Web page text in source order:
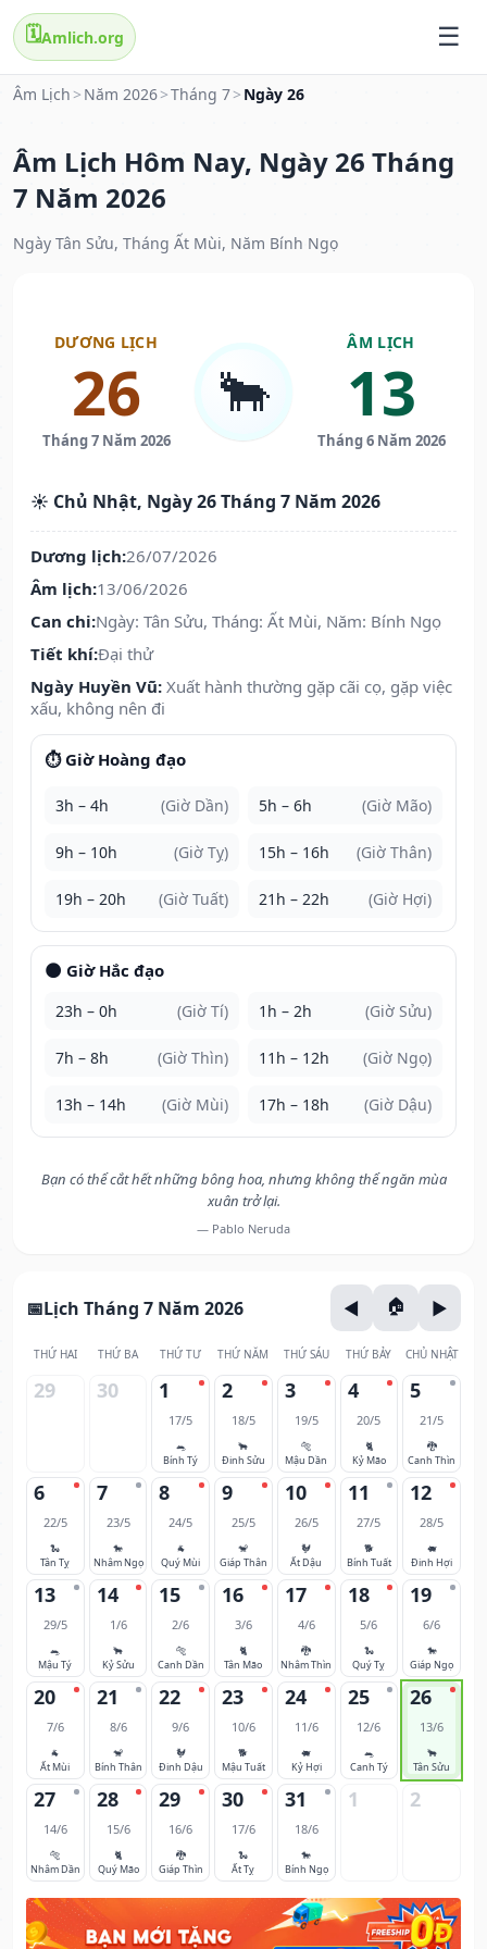
🗓️Amlich.org
Âm Lịch > Năm 2026>Tháng 7> Ngày 26
Âm Lịch Hôm Nay, Ngày 26 Tháng
7 Năm 2026
Ngày Tân Sửu, Tháng Ất Mùi, Năm Bính Ngọ
DƯƠNG LỊCH
26
Tháng 7 Năm 2026
🐂
ÂM LỊCH
13
Tháng 6 Năm 2026
☀️ Chủ Nhật, Ngày 26 Tháng 7 Năm 2026
Dương lịch:26/07/2026
Âm lịch:13/06/2026
Can chi:Ngày: Tân Sửu, Tháng: Ất Mùi, Năm: Bính Ngọ
Tiết khí:Đại thử
Ngày Huyền Vũ: Xuất hành thường gặp cãi cọ, gặp việc
xấu, không nên đi
⏱️ Giờ Hoàng đạo
3h – 4h (Giờ Dần) 5h – 6h (Giờ Mão)
9h – 10h (Giờ Tỵ) 15h – 16h (Giờ Thân)
19h – 20h (Giờ Tuất) 21h – 22h (Giờ Hợi)
🌑 Giờ Hắc đạo
23h – 0h (Giờ Tí) 1h – 2h (Giờ Sửu)
7h – 8h (Giờ Thìn) 11h – 12h (Giờ Ngọ)
13h – 14h (Giờ Mùi) 17h – 18h (Giờ Dậu)
Bạn có thể cắt hết những bông hoa, nhưng không thể ngăn mùa
xuân trở lại.
— Pablo Neruda
Lịch Tháng 7 Năm 2026
THỨ HAI THỨ BA THỨ TƯ THỨ NĂM THỨ SÁU THỨ BẢY CHỦ NHẬT
29 30 1
17/5
🐀
Bính Tý
2
18/5
🐂
Đinh Sửu
3
19/5
🐅
Mậu Dần
4
20/5
🐈
Kỷ Mão
5
21/5
🐉
Canh Thìn
6
22/5
🐍
Tân Tỵ
7
23/5
🐎
Nhâm Ngọ
8
24/5
🐐
Quý Mùi
9
25/5
🐒
Giáp Thân
10
26/5
🐓
Ất Dậu
11
27/5
🐕
Bính Tuất
12
28/5
🐖
Đinh Hợi
13
29/5
🐀
Mậu Tý
14
1/6
🐂
Kỷ Sửu
15
2/6
🐅
Canh Dần
16
3/6
🐈
Tân Mão
17
4/6
🐉
Nhâm Thìn
18
5/6
🐍
Quý Tỵ
19
6/6
🐎
Giáp Ngọ
20
7/6
🐐
Ất Mùi
21
8/6
🐒
Bính Thân
22
9/6
🐓
Đinh Dậu
23
10/6
🐕
Mậu Tuất
24
11/6
🐖
Kỷ Hợi
25
12/6
🐀
Canh Tý
26
13/6
🐂
Tân Sửu
27
14/6
🐅
Nhâm Dần
28
15/6
🐈
Quý Mão
29
16/6
🐉
Giáp Thìn
30
17/6
🐍
Ất Tỵ
31
18/6
🐎
Bính Ngọ
1 2